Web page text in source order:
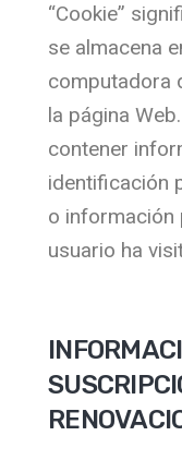
“Cookie”
se almacena
computadora
la página
contener
identificación
o información
usuario ha